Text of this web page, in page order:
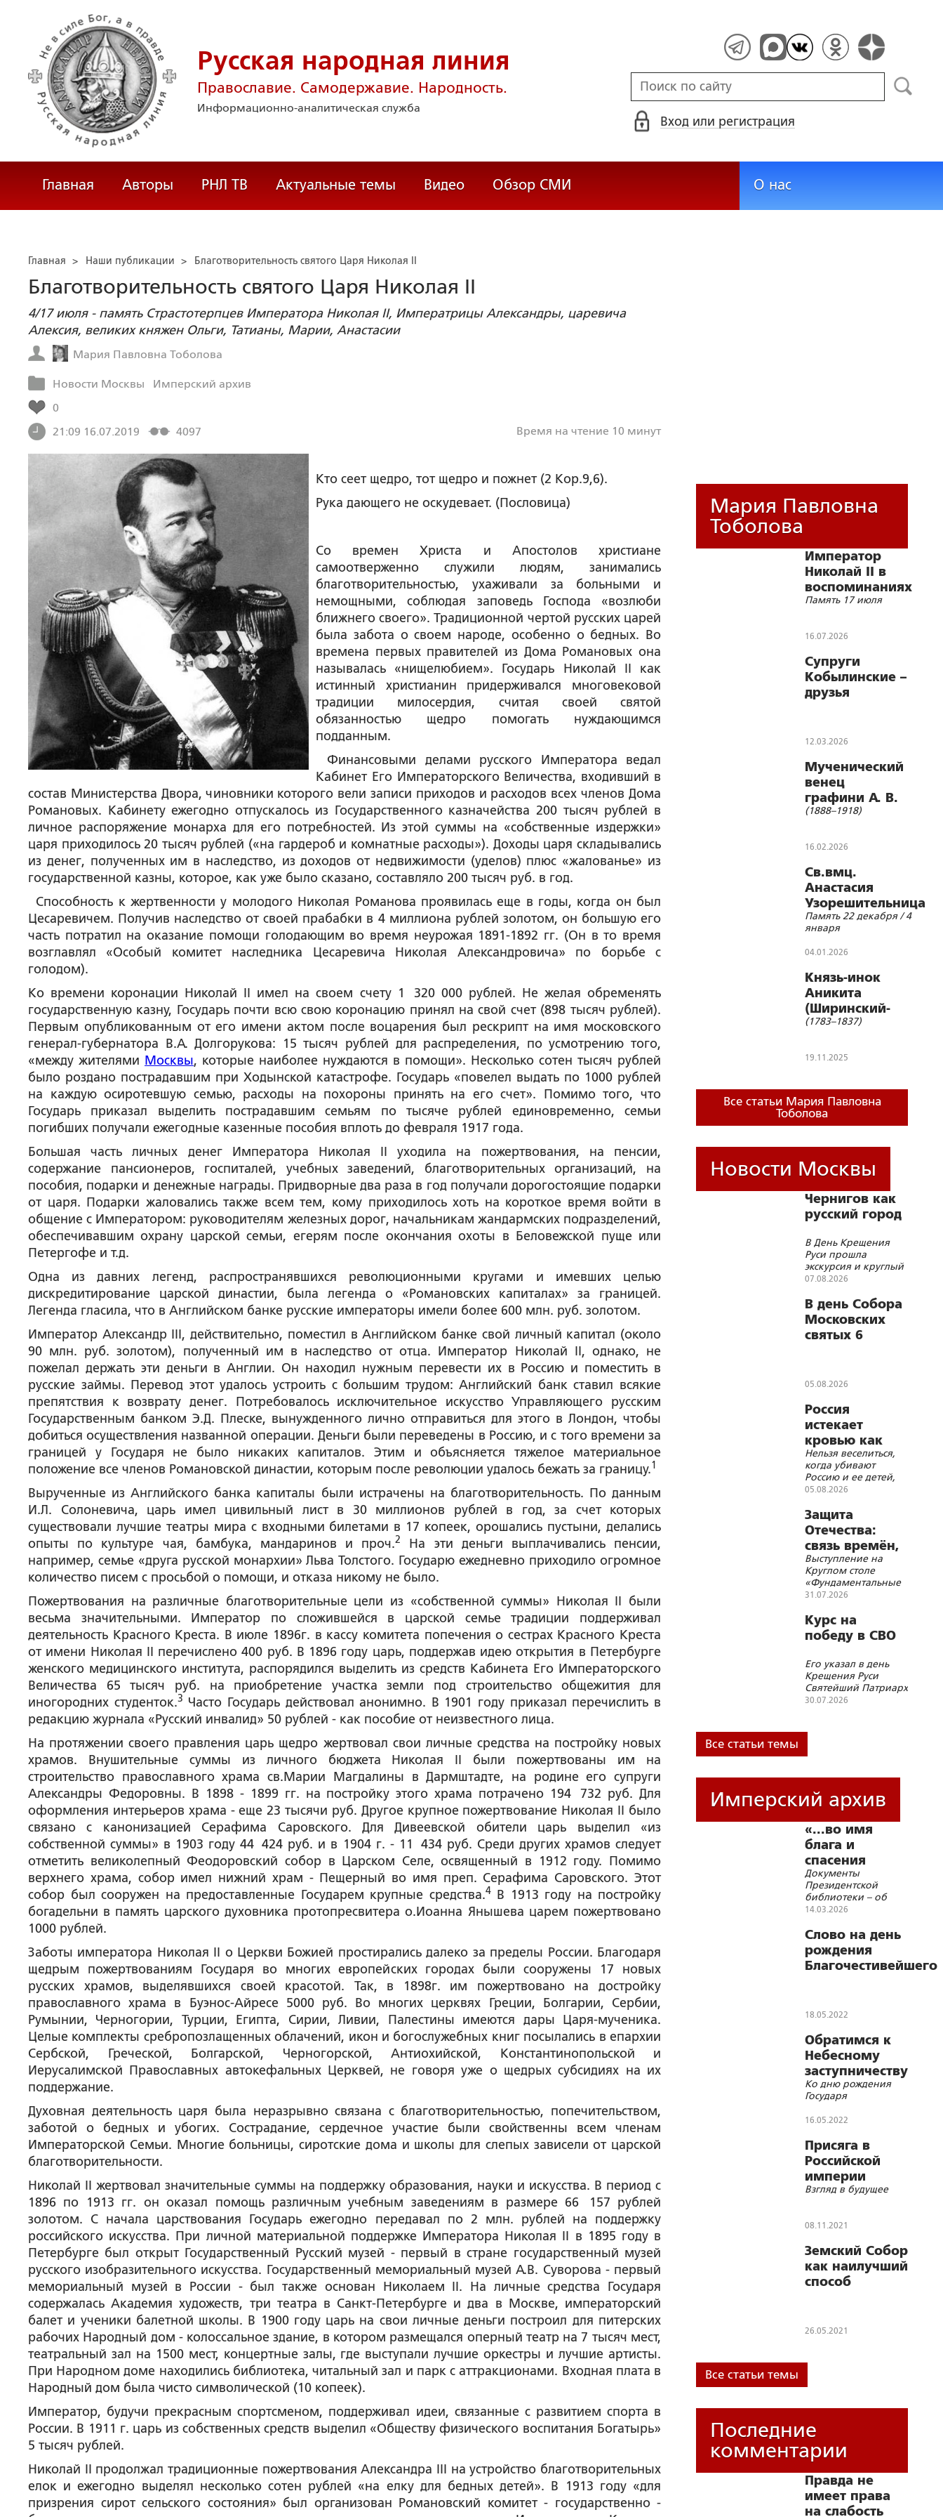
Русская народная линия
Православие. Самодержавие. Народность.
Информационно-аналитическая служба
Вход или регистрация
Главная Авторы РНЛ ТВ Актуальные темы Видео Обзор СМИ О нас
Главная > Наши публикации > Благотворительность святого Царя Николая II
Благотворительность святого Царя Николая II
4/17 июля - память Страстотерпцев Императора Николая II, Императрицы Александры, царевича
Алексия, великих княжен Ольги, Татианы, Марии, Анастасии
Мария Павловна Тоболова
Новости Москвы
Имперский архив
0
21:09 16.07.2019
4097 Время на чтение 10 минут
Кто сеет щедро, тот щедро и пожнет (2 Кор.9,6).
Рука дающего не оскудевает. (Пословица)
Со времен Христа и Апостолов христиане
самоотверженно служили людям, занимались
благотворительностью, ухаживали за больными и
немощными, соблюдая заповедь Господа «возлюби
ближнего своего». Традиционной чертой русских царей
была забота о своем народе, особенно о бедных. Во
времена первых правителей из Дома Романовых она
называлась «нищелюбием». Государь Николай II как
истинный христианин придерживался многовековой
традиции милосердия, считая своей святой
обязанностью щедро помогать нуждающимся
подданным.
Финансовыми делами русского Императора ведал
Кабинет Его Императорского Величества, входивший в
состав Министерства Двора, чиновники которого вели записи приходов и расходов всех членов Дома
Романовых. Кабинету ежегодно отпускалось из Государственного казначейства 200 тысяч рублей в
личное распоряжение монарха для его потребностей. Из этой суммы на «собственные издержки»
царя приходилось 20 тысяч рублей («на гардероб и комнатные расходы»). Доходы царя складывались
из денег, полученных им в наследство, из доходов от недвижимости (уделов) плюс «жалованье» из
государственной казны, которое, как уже было сказано, составляло 200 тысяч руб. в год.
Способность к жертвенности у молодого Николая Романова проявилась еще в годы, когда он был
Цесаревичем. Получив наследство от своей прабабки в 4 миллиона рублей золотом, он большую его
часть потратил на оказание помощи голодающим во время неурожая 1891-1892 гг. (Он в то время
возглавлял «Особый комитет наследника Цесаревича Николая Александровича» по борьбе с
голодом).
Ко времени коронации Николай II имел на своем счету 1 320 000 рублей. Не желая обременять
государственную казну, Государь почти всю свою коронацию принял на свой счет (898 тысяч рублей).
Первым опубликованным от его имени актом после воцарения был рескрипт на имя московского
генерал-губернатора В.А. Долгорукова: 15 тысяч рублей для распределения, по усмотрению того,
«между жителями Москвы, которые наиболее нуждаются в помощи». Несколько сотен тысяч рублей
было роздано пострадавшим при Ходынской катастрофе. Государь «повелел выдать по 1000 рублей
на каждую осиротевшую семью, расходы на похороны принять на его счет». Помимо того, что
Государь приказал выделить пострадавшим семьям по тысяче рублей единовременно, семьи
погибших получали ежегодные казенные пособия вплоть до февраля 1917 года.
Большая часть личных денег Императора Николая II уходила на пожертвования, на пенсии,
содержание пансионеров, госпиталей, учебных заведений, благотворительных организаций, на
пособия, подарки и денежные награды. Придворные два раза в год получали дорогостоящие подарки
от царя. Подарки жаловались также всем тем, кому приходилось хоть на короткое время войти в
общение с Императором: руководителям железных дорог, начальникам жандармских подразделений,
обеспечивавшим охрану царской семьи, егерям после окончания охоты в Беловежской пуще или
Петергофе и т.д.
Одна из давних легенд, распространявшихся революционными кругами и имевших целью
дискредитирование царской династии, была легенда о «Романовских капиталах» за границей.
Легенда гласила, что в Английском банке русские императоры имели более 600 млн. руб. золотом.
Император Александр III, действительно, поместил в Английском банке свой личный капитал (около
90 млн. руб. золотом), полученный им в наследство от отца. Император Николай II, однако, не
пожелал держать эти деньги в Англии. Он находил нужным перевести их в Россию и поместить в
русские займы. Перевод этот удалось устроить с большим трудом: Английский банк ставил всякие
препятствия к возврату денег. Потребовалось исключительное искусство Управляющего русским
Государственным банком Э.Д. Плеске, вынужденного лично отправиться для этого в Лондон, чтобы
добиться осуществления названной операции. Деньги были переведены в Россию, и с того времени за
границей у Государя не было никаких капиталов. Этим и объясняется тяжелое материальное
положение все членов Романовской династии, которым после революции удалось бежать за границу.1
Вырученные из Английского банка капиталы были истрачены на благотворительность. По данным
И.Л. Солоневича, царь имел цивильный лист в 30 миллионов рублей в год, за счет которых
существовали лучшие театры мира с входными билетами в 17 копеек, орошались пустыни, делались
опыты по культуре чая, бамбука, мандаринов и проч.2
На эти деньги выплачивались пенсии,
например, семье «друга русской монархии» Льва Толстого. Государю ежедневно приходило огромное
количество писем с просьбой о помощи, и отказа никому не было.
Пожертвования на различные благотворительные цели из «собственной суммы» Николая II были
весьма значительными. Император по сложившейся в царской семье традиции поддерживал
деятельность Красного Креста. В июле 1896г. в кассу комитета попечения о сестрах Красного Креста
от имени Николая II перечислено 400 руб. В 1896 году царь, поддержав идею открытия в Петербурге
женского медицинского института, распорядился выделить из средств Кабинета Его Императорского
Величества 65 тысяч руб. на приобретение участка земли под строительство общежития для
иногородних студенток.3 Часто Государь действовал анонимно. В 1901 году приказал перечислить в
редакцию журнала «Русский инвалид» 50 рублей - как пособие от неизвестного лица.
На протяжении своего правления царь щедро жертвовал свои личные средства на постройку новых
храмов. Внушительные суммы из личного бюджета Николая II были пожертвованы им на
строительство православного храма св.Марии Магдалины в Дармштадте, на родине его супруги
Александры Федоровны. В 1898 - 1899 гг. на постройку этого храма потрачено 194 732 руб. Для
оформления интерьеров храма - еще 23 тысячи руб. Другое крупное пожертвование Николая II было
связано с канонизацией Серафима Саровского. Для Дивеевской обители царь выделил «из
собственной суммы» в 1903 году 44 424 руб. и в 1904 г. - 11 434 руб. Среди других храмов следует
отметить великолепный Феодоровский собор в Царском Селе, освященный в 1912 году. Помимо
верхнего храма, собор имел нижний храм - Пещерный во имя преп. Серафима Саровского. Этот
собор был сооружен на предоставленные Государем крупные средства.4В 1913 году на постройку
богадельни в память царского духовника протопресвитера о.Иоанна Янышева царем пожертвовано
1000 рублей.
Заботы императора Николая II о Церкви Божией простирались далеко за пределы России. Благодаря
щедрым пожертвованиям Государя во многих европейских городах были сооружены 17 новых
русских храмов, выделявшихся своей красотой. Так, в 1898г. им пожертвовано на достройку
православного храма в Буэнос-Айресе 5000 руб. Во многих церквях Греции, Болгарии, Сербии,
Румынии, Черногории, Турции, Египта, Сирии, Ливии, Палестины имеются дары Царя-мученика.
Целые комплекты сребропозлащенных облачений, икон и богослужебных книг посылались в епархии
Сербской, Греческой, Болгарской, Черногорской, Антиохийской, Константинопольской и
Иерусалимской Православных автокефальных Церквей, не говоря уже о щедрых субсидиях на их
поддержание.
Духовная деятельность царя была неразрывно связана с благотворительностью, попечительством,
заботой о бедных и убогих. Сострадание, сердечное участие были свойственны всем членам
Императорской Семьи. Многие больницы, сиротские дома и школы для слепых зависели от царской
благотворительности.
Николай II жертвовал значительные суммы на поддержку образования, науки и искусства. В период с
1896 по 1913 гг. он оказал помощь различным учебным заведениям в размере 66 157 рублей
золотом. С начала царствования Государь ежегодно передавал по 2 млн. рублей на поддержку
российского искусства. При личной материальной поддержке Императора Николая II в 1895 году в
Петербурге был открыт Государственный Русский музей - первый в стране государственный музей
русского изобразительного искусства. Государственный мемориальный музей А.В. Суворова - первый
мемориальный музей в России - был также основан Николаем II. На личные средства Государя
содержалась Академия художеств, три театра в Санкт-Петербурге и два в Москве, императорский
балет и ученики балетной школы. В 1900 году царь на свои личные деньги построил для питерских
рабочих Народный дом - колоссальное здание, в котором размещался оперный театр на 7 тысяч мест,
театральный зал на 1500 мест, концертные залы, где выступали лучшие оркестры и лучшие артисты.
При Народном доме находились библиотека, читальный зал и парк с аттракционами. Входная плата в
Народный дом была чисто символической (10 копеек).
Император, будучи прекрасным спортсменом, поддерживал идеи, связанные с развитием спорта в
России. В 1911 г. царь из собственных средств выделил «Обществу физического воспитания Богатырь»
5 тысяч рублей.
Николай II продолжал традиционные пожертвования Александра III на устройство благотворительных
елок и ежегодно выделял несколько сотен рублей «на елку для бедных детей». В 1913 году «для
призрения сирот сельского состояния» был организован Романовский комитет - государственно -
Мария Павловна
Тоболова
Император
Николай II в
воспоминаниях
современников
Память 17 июля
16.07.2026
Супруги
Кобылинские –
друзья
России
12.03.2026
Мученический
венец
графини А. В.
Гендриковой
(1888–1918)
16.02.2026
Св.вмц.
Анастасия
Узорешительница
Память 22 декабря / 4
января
04.01.2026
Князь-инок
Аникита
(Ширинский-
Шихматов)
(1783–1837)
19.11.2025
Все статьи Мария Павловна
Тоболова
Новости Москвы
Чернигов как
русский город
В День Крещения
Руси прошла
экскурсия и круглый
стол Института стран
07.08.2026
В день Собора
Московских
святых 6
Общемосковский
05.08.2026
Россия
истекает
кровью как
жертвенное
животное?
Нельзя веселиться,
когда убивают
Россию и ее детей,
нельзя хохотать,
Христа
05.08.2026
Защита
Отечества:
связь времён,
событий и
территорий
Выступление на
Круглом столе
«Фундаментальные
основы Союзного
современные
геополитические
вызовы»
31.07.2026
Курс на
победу в СВО
Его указал в день
Крещения Руси
Святейший Патриарх
Кирилл
30.07.2026
Все статьи темы
Имперский архив
«...во имя
блага и
спасения
России»
Документы
Президентской
библиотеки – об
отречении от
российского
14.03.2026
Слово на день
рождения
Благочестивейшего
Николая
18.05.2022
Обратимся к
Небесному
заступничеству
покровителя
Земли Русской
святому Царю
Ко дню рождения
Государя
16.05.2022
Присяга в
Российской
империи
Взгляд в будущее
08.11.2021
Земский Собор
как наилучший
способ
26.05.2021
Все статьи темы
Последние
комментарии
Правда не
имеет права
на слабость